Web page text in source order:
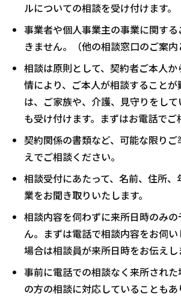
ルについての相談を受け付けます。
事業者や個人事業主の事業に関す
きません。（他の相談窓口のご案内
相談は原則として、契約者ご本人
情により、ご本人が相談すること
は、ご家族や、介護、見守りをし
も受け付けます。まずはお電話でご
契約関係の書類など、可能な限りご
えでご相談ください。
相談受付にあたって、名前、住所
業をお聞き取りいたします。
相談内容を伺わずに来所日時のみ
ん。まずは電話で相談内容をお伺
場合は相談員が来所日時をお伝えし
事前に電話での相談なく来所され
の方の相談に対応していることも